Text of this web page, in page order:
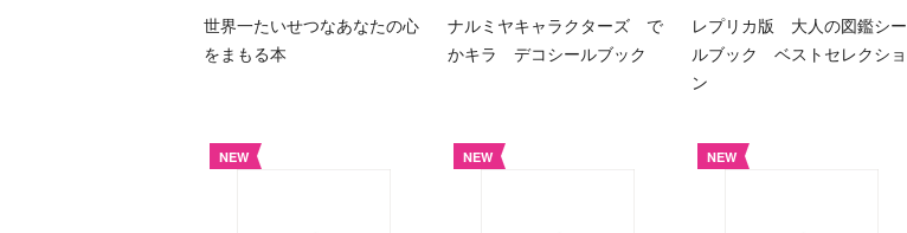
世界一たいせつなあなたの心
をまもる本
ナルミヤキャラクターズ で
かキラ デコシールブック
レプリカ版 大人の図鑑シー
ルブック ベストセレクショ
ン
NEW NEW NEW